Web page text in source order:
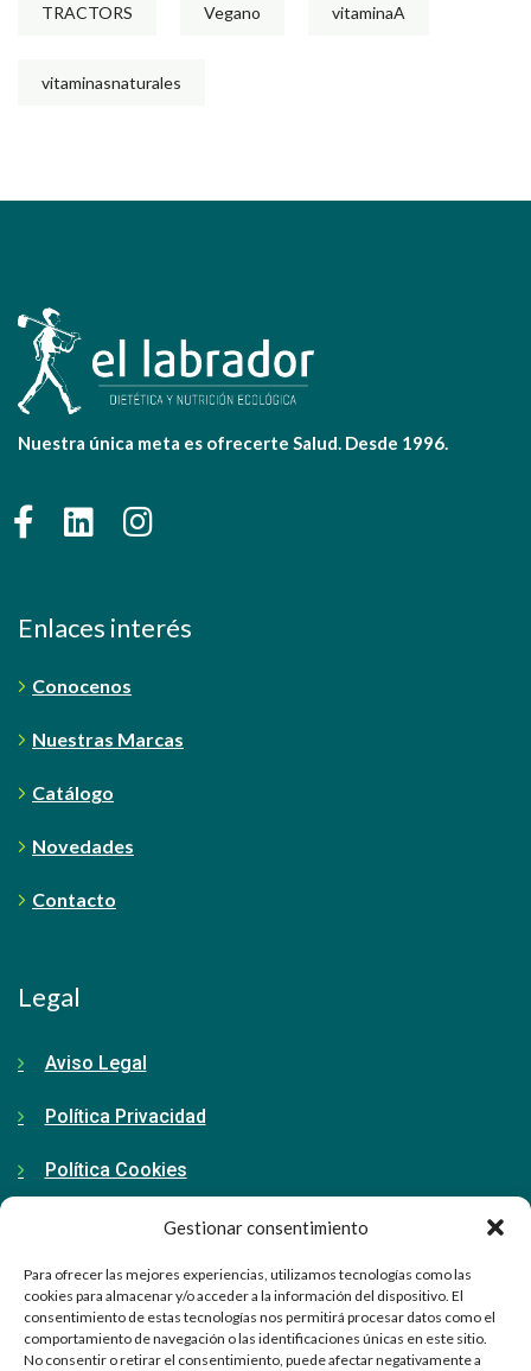
Gestionar consentimiento
Para ofrecer las mejores experiencias, utilizamos tecnologías como las
cookies para almacenar y/o acceder a la información del dispositivo. El
consentimiento de estas tecnologías nos permitirá procesar datos como el
comportamiento de navegación o las identificaciones únicas en este sitio.
No consentir o retirar el consentimiento, puede afectar negativamente a
TRACTORS Vegano vitaminaA
vitaminasnaturales
Nuestra única meta es ofrecerte Salud. Desde 1996.
Enlaces interés
Conocenos
Nuestras Marcas
Catálogo
Novedades
Contacto
Legal
Aviso Legal
Política Privacidad
Política Cookies
Contacto
91 798 71 15